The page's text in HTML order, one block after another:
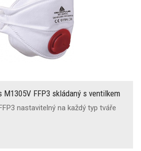
M1305V FFP3 skládaný s ventilkem
nastavitelný na každý typ tváře